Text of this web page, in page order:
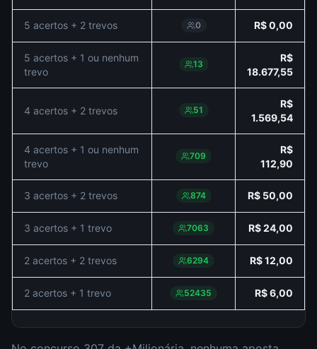
5 acertos + 2 trevos 0 R$ 0,00
5 acertos + 1 ou nenhum
trevo
13
R$
18.677,55
4 acertos + 2 trevos 51
R$
1.569,54
4 acertos + 1 ou nenhum
trevo
709
R$
112,90
3 acertos + 2 trevos 874 R$ 50,00
3 acertos + 1 trevo 7063 R$ 24,00
2 acertos + 2 trevos 6294 R$ 12,00
2 acertos + 1 trevo 52435 R$ 6,00